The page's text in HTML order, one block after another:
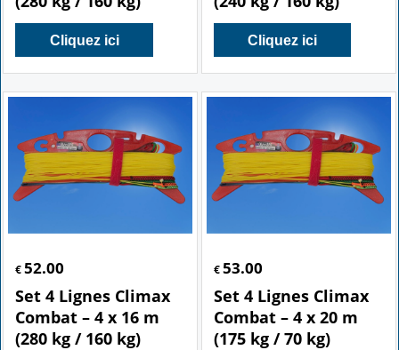
Cliquez ici Cliquez ici
€ 52.00
Set 4 Lignes Climax
Combat – 4 x 16 m
(280 kg / 160 kg)
€53.00
Set 4 Lignes Climax
Combat – 4 x 20 m
(175 kg / 70 kg)